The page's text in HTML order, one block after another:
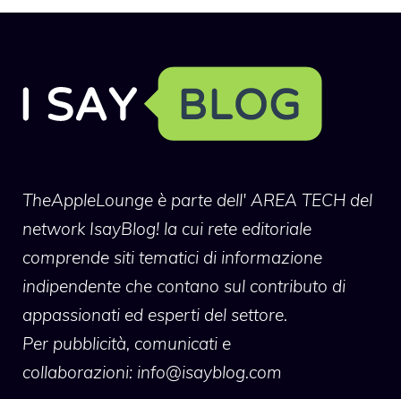
TheAppleLounge è parte dell' AREA TECH del
network IsayBlog! la cui rete editoriale
comprende siti tematici di informazione
indipendente che contano sul contributo di
appassionati ed esperti del settore.
Per pubblicità, comunicati e
collaborazioni: info@isayblog.com